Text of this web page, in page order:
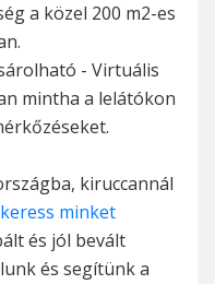
a közel 200 m2-es
- Virtuális
mintha a lelátókon
kiruccannál
keress minket
és jól bevált
és segítünk a